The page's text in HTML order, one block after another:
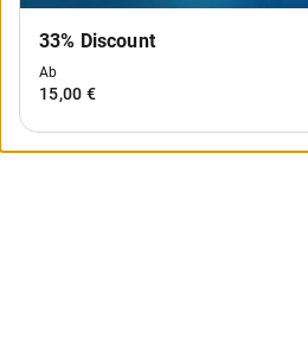
33% Discount
Ab
15,00 €